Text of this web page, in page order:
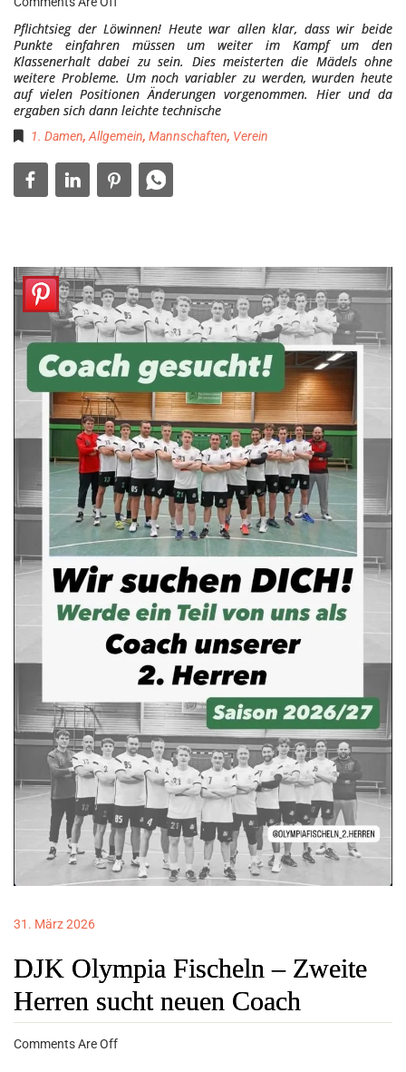
Pflichtsieg der Löwinnen! Heute war allen klar, dass wir beide
Punkte einfahren müssen um weiter im Kampf um den
Klassenerhalt dabei zu sein. Dies meisterten die Mädels ohne
weitere Probleme. Um noch variabler zu werden, wurden heute
auf vielen Positionen Änderungen vorgenommen. Hier und da
ergaben sich dann leichte technische
1. Damen, Allgemein, Mannschaften, Verein
31. März 2026
DJK Olympia Fischeln – Zweite
Herren sucht neuen Coach
Comments Are Off